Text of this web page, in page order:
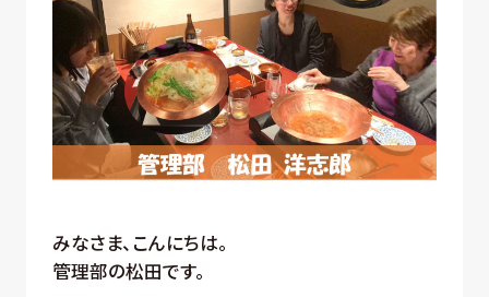
みなさま、こんにちは。
管理部の松田です。